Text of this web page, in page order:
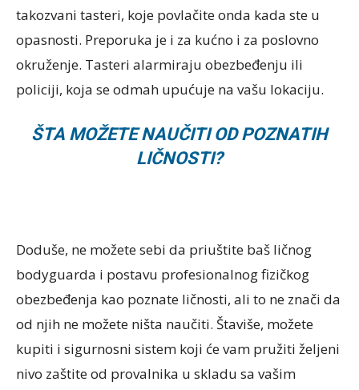
takozvani tasteri, koje povlačite onda kada ste u
opasnosti. Preporuka je i za kućno i za poslovno
okruženje. Tasteri alarmiraju obezbeđenju ili
policiji, koja se odmah upućuje na vašu lokaciju.
ŠTA MOŽETE NAUČITI OD POZNATIH
LIČNOSTI?
Doduše, ne možete sebi da priuštite baš ličnog
bodyguarda i postavu profesionalnog fizičkog
obezbeđenja kao poznate ličnosti, ali to ne znači da
od njih ne možete ništa naučiti. Štaviše, možete
kupiti i sigurnosni sistem koji će vam pružiti željeni
nivo zaštite od provalnika u skladu sa vašim